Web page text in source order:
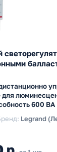
для
600 ВА
Legrand